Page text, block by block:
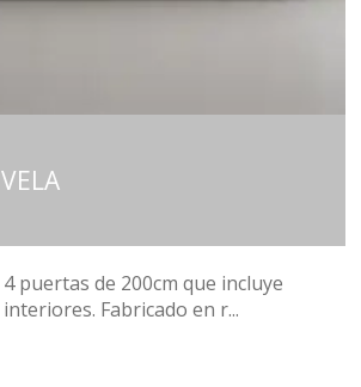
puertas de 200cm que incluye
Fabricado en r...